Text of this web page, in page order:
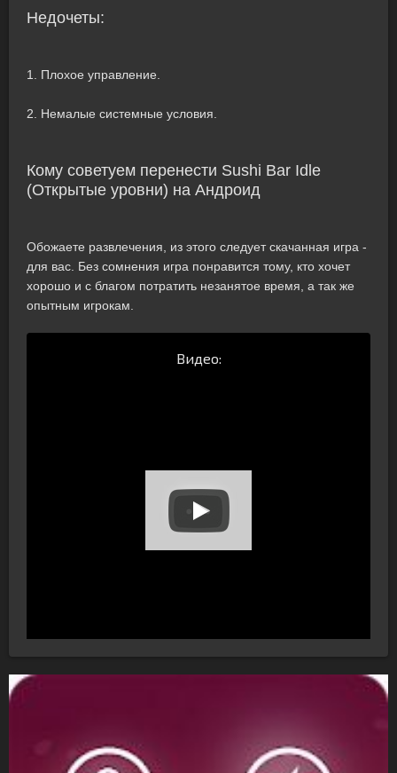
Недочеты:
1. Плохое управление.
2. Немалые системные условия.
Кому советуем перенести Sushi Bar Idle
(Открытые уровни) на Андроид
Обожаете развлечения, из этого следует скачанная игра -
для вас. Без сомнения игра понравится тому, кто хочет
хорошо и с благом потратить незанятое время, а так же
опытным игрокам.
Видео: